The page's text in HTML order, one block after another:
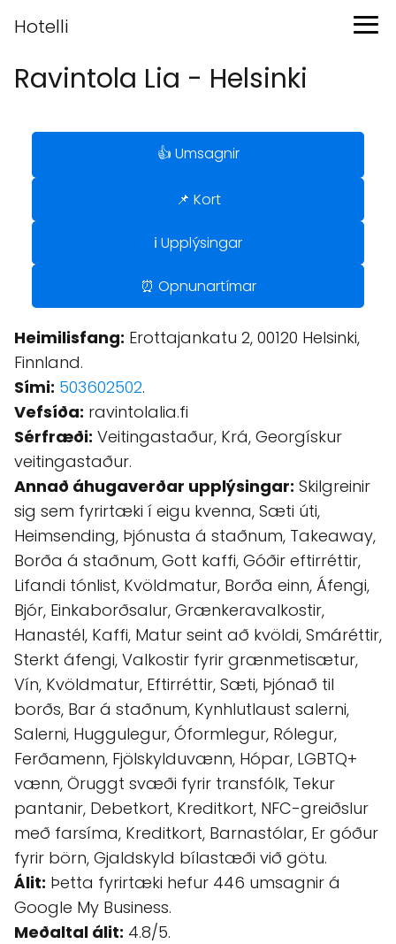
Hotelli
Ravintola Lia - Helsinki
👍 Umsagnir
📌 Kort
ℹ️ Upplýsingar
⏰ Opnunartímar
Heimilisfang: Erottajankatu 2, 00120 Helsinki,
Finnland.
Sími: 503602502.
Vefsíða: ravintolalia.fi
Sérfræði: Veitingastaður, Krá, Georgískur
veitingastaður.
Annað áhugaverðar upplýsingar: Skilgreinir
sig sem fyrirtæki í eigu kvenna, Sæti úti,
Heimsending, Þjónusta á staðnum, Takeaway,
Borða á staðnum, Gott kaffi, Góðir eftirréttir,
Lifandi tónlist, Kvöldmatur, Borða einn, Áfengi,
Bjór, Einkaborðsalur, Grænkeravalkostir,
Hanastél, Kaffi, Matur seint að kvöldi, Smáréttir,
Sterkt áfengi, Valkostir fyrir grænmetisætur,
Vín, Kvöldmatur, Eftirréttir, Sæti, Þjónað til
borðs, Bar á staðnum, Kynhlutlaust salerni,
Salerni, Huggulegur, Óformlegur, Rólegur,
Ferðamenn, Fjölskylduvænn, Hópar, LGBTQ+
vænn, Öruggt svæði fyrir transfólk, Tekur
pantanir, Debetkort, Kreditkort, NFC-greiðslur
með farsíma, Kreditkort, Barnastólar, Er góður
fyrir börn, Gjaldskyld bílastæði við götu.
Álit: Þetta fyrirtæki hefur 446 umsagnir á
Google My Business.
Meðaltal álit: 4.8/5.